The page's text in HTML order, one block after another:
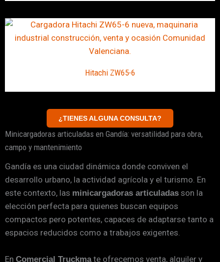
Hitachi ZW65-6
¿TIENES ALGUNA CONSULTA?
Minicargadoras articuladas en Gandía: versatilidad para obra,
campo y mantenimiento
Gandía es una ciudad dinámica donde conviven el
desarrollo urbano, la actividad agrícola y el turismo. En
este contexto, las minicargadoras articuladas son la
elección perfecta para quienes buscan equipos
compactos pero potentes, capaces de adaptarse tanto a
espacios reducidos como a trabajos exigentes.
En Comercial Truckmate ofrecemos venta, alquiler y